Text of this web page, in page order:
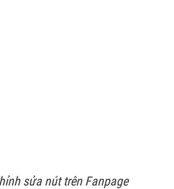
sửa nút trên Fanpage